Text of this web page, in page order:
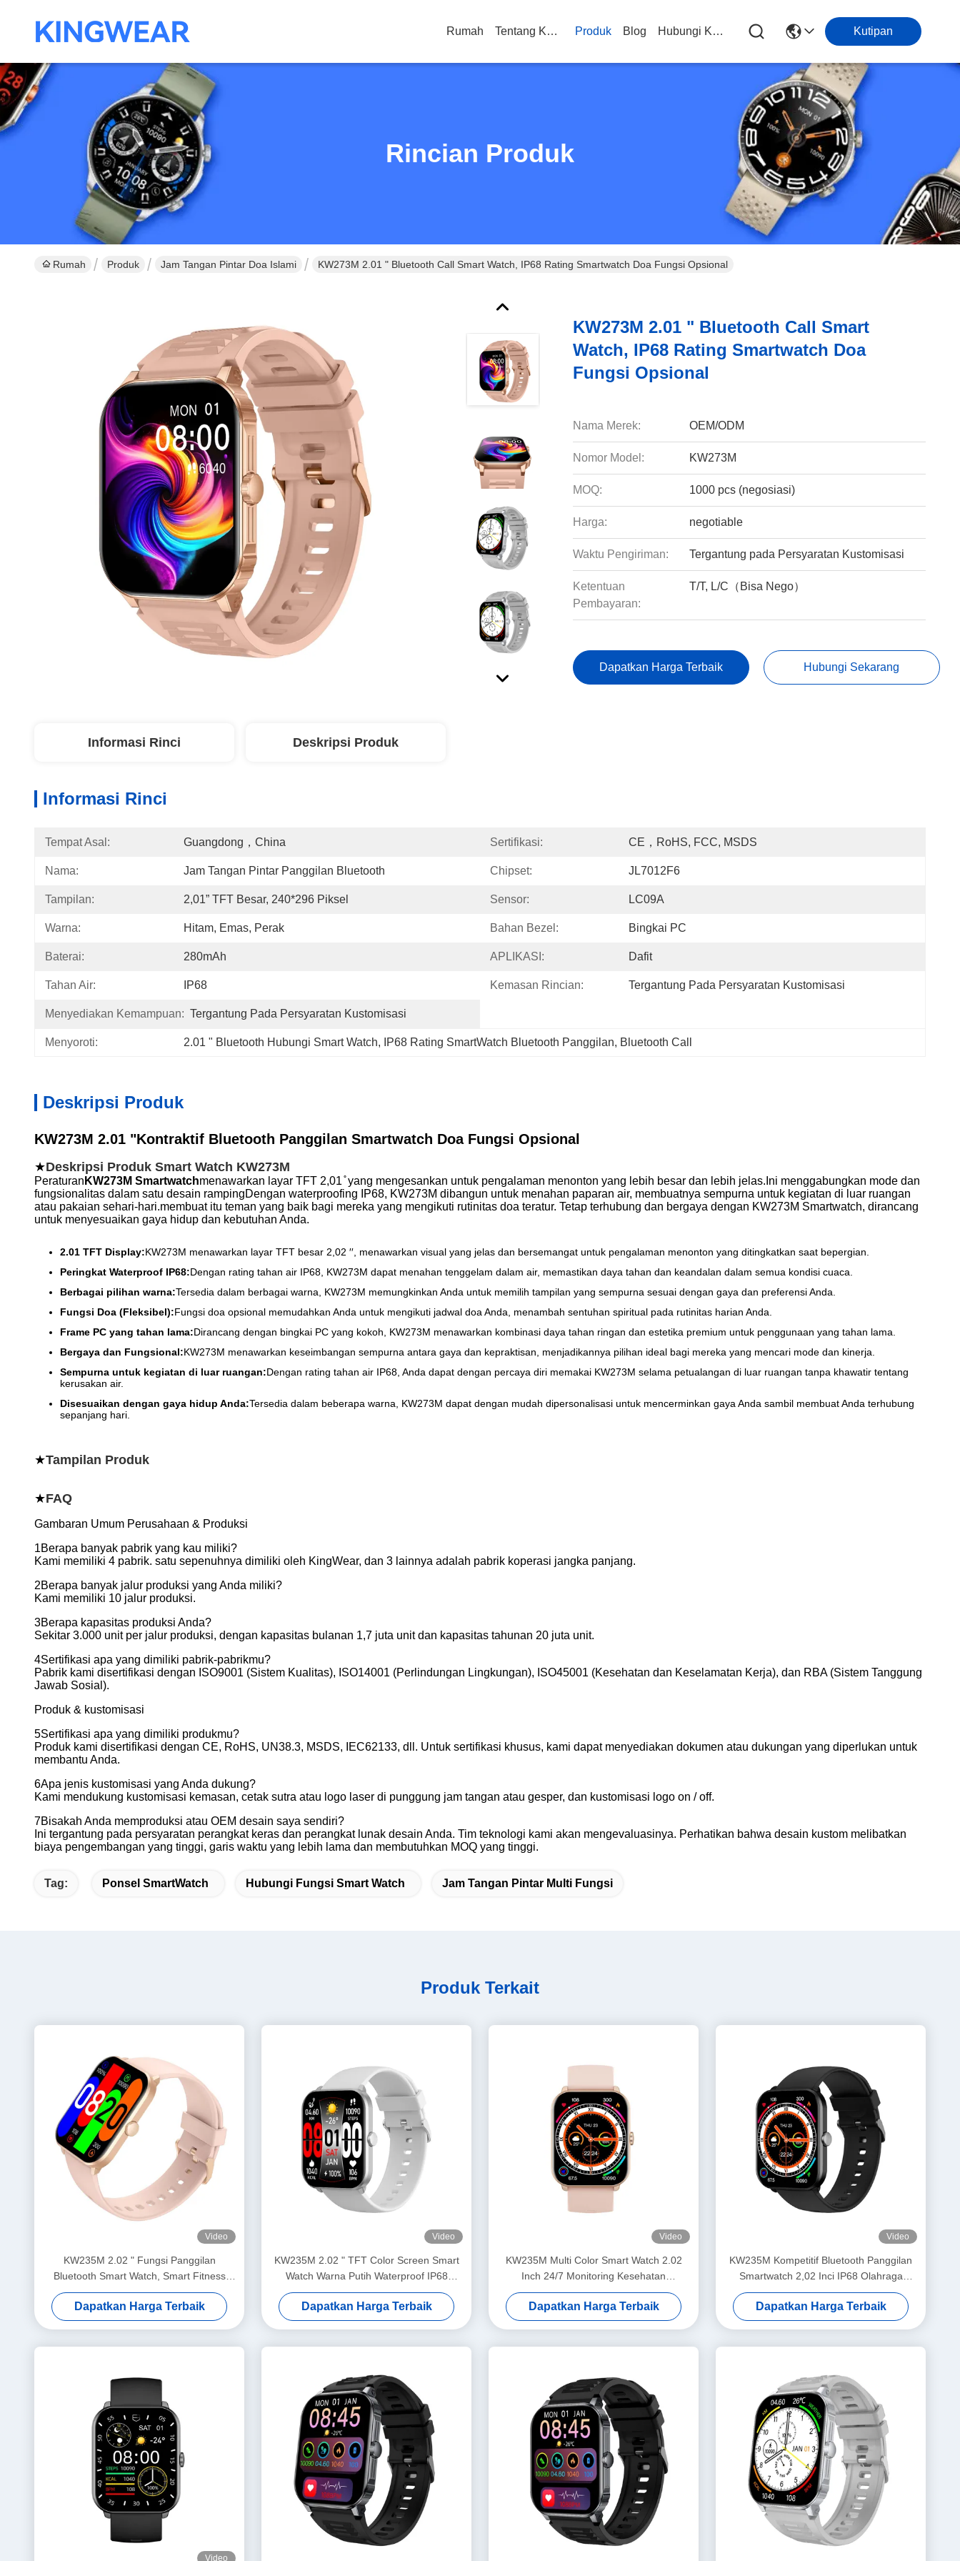
Rumah Tentang Kami Produk Blog Hubungi Kami Kutipan
Rincian Produk
Rumah Produk Jam Tangan Pintar Doa Islami KW273M 2.01 " Bluetooth Call Smart Watch, IP68 Rating Smartwatch Doa Fungsi Opsional
KW273M 2.01 " Bluetooth Call Smart
Watch, IP68 Rating Smartwatch Doa
Fungsi Opsional
Nama Merek: OEM/ODM
Nomor Model: KW273M
MOQ: 1000 pcs (negosiasi)
Harga: negotiable
Waktu Pengiriman: Tergantung pada Persyaratan Kustomisasi
Ketentuan
Pembayaran:
T/T, L/C（Bisa Nego）
Dapatkan Harga Terbaik Hubungi Sekarang
Informasi Rinci Deskripsi Produk
Informasi Rinci
Tempat Asal: Guangdong，China Sertifikasi: CE，RoHS, FCC, MSDS
Nama: Jam Tangan Pintar Panggilan Bluetooth Chipset: JL7012F6
Tampilan: 2,01” TFT Besar, 240*296 Piksel Sensor: LC09A
Warna: Hitam, Emas, Perak Bahan Bezel: Bingkai PC
Baterai: 280mAh APLIKASI: Dafit
Tahan Air: IP68 Kemasan Rincian: Tergantung Pada Persyaratan Kustomisasi
Menyediakan Kemampuan: Tergantung Pada Persyaratan Kustomisasi
Menyoroti: 2.01 " Bluetooth Hubungi Smart Watch, IP68 Rating SmartWatch Bluetooth Panggilan, Bluetooth Call
Deskripsi Produk
KW273M 2.01 "Kontraktif Bluetooth Panggilan Smartwatch Doa Fungsi Opsional
★Deskripsi Produk Smart Watch KW273M
Peraturan KW273M Smartwatchmenawarkan layar TFT 2,01 ̊ yang mengesankan untuk pengalaman menonton yang lebih besar dan lebih jelas.Ini menggabungkan mode dan
fungsionalitas dalam satu desain rampingDengan waterproofing IP68, KW273M dibangun untuk menahan paparan air, membuatnya sempurna untuk kegiatan di luar ruangan
atau pakaian sehari-hari.membuat itu teman yang baik bagi mereka yang mengikuti rutinitas doa teratur. Tetap terhubung dan bergaya dengan KW273M Smartwatch, dirancang
untuk menyesuaikan gaya hidup dan kebutuhan Anda.
2.01 TFT Display:KW273M menawarkan layar TFT besar 2,02 ′′, menawarkan visual yang jelas dan bersemangat untuk pengalaman menonton yang ditingkatkan saat bepergian.
Peringkat Waterproof IP68:Dengan rating tahan air IP68, KW273M dapat menahan tenggelam dalam air, memastikan daya tahan dan keandalan dalam semua kondisi cuaca.
Berbagai pilihan warna:Tersedia dalam berbagai warna, KW273M memungkinkan Anda untuk memilih tampilan yang sempurna sesuai dengan gaya dan preferensi Anda.
Fungsi Doa (Fleksibel):Fungsi doa opsional memudahkan Anda untuk mengikuti jadwal doa Anda, menambah sentuhan spiritual pada rutinitas harian Anda.
Frame PC yang tahan lama:Dirancang dengan bingkai PC yang kokoh, KW273M menawarkan kombinasi daya tahan ringan dan estetika premium untuk penggunaan yang tahan lama.
Bergaya dan Fungsional:KW273M menawarkan keseimbangan sempurna antara gaya dan kepraktisan, menjadikannya pilihan ideal bagi mereka yang mencari mode dan kinerja.
Sempurna untuk kegiatan di luar ruangan:Dengan rating tahan air IP68, Anda dapat dengan percaya diri memakai KW273M selama petualangan di luar ruangan tanpa khawatir tentang
kerusakan air.
Disesuaikan dengan gaya hidup Anda:Tersedia dalam beberapa warna, KW273M dapat dengan mudah dipersonalisasi untuk mencerminkan gaya Anda sambil membuat Anda terhubung
sepanjang hari.
★Tampilan Produk
★FAQ
Gambaran Umum Perusahaan & Produksi
1Berapa banyak pabrik yang kau miliki?
Kami memiliki 4 pabrik. satu sepenuhnya dimiliki oleh KingWear, dan 3 lainnya adalah pabrik koperasi jangka panjang.
2Berapa banyak jalur produksi yang Anda miliki?
Kami memiliki 10 jalur produksi.
3Berapa kapasitas produksi Anda?
Sekitar 3.000 unit per jalur produksi, dengan kapasitas bulanan 1,7 juta unit dan kapasitas tahunan 20 juta unit.
4Sertifikasi apa yang dimiliki pabrik-pabrikmu?
Pabrik kami disertifikasi dengan ISO9001 (Sistem Kualitas), ISO14001 (Perlindungan Lingkungan), ISO45001 (Kesehatan dan Keselamatan Kerja), dan RBA (Sistem Tanggung
Jawab Sosial).
Produk & kustomisasi
5Sertifikasi apa yang dimiliki produkmu?
Produk kami disertifikasi dengan CE, RoHS, UN38.3, MSDS, IEC62133, dll. Untuk sertifikasi khusus, kami dapat menyediakan dokumen atau dukungan yang diperlukan untuk
membantu Anda.
6Apa jenis kustomisasi yang Anda dukung?
Kami mendukung kustomisasi kemasan, cetak sutra atau logo laser di punggung jam tangan atau gesper, dan kustomisasi logo on / off.
7Bisakah Anda memproduksi atau OEM desain saya sendiri?
Ini tergantung pada persyaratan perangkat keras dan perangkat lunak desain Anda. Tim teknologi kami akan mengevaluasinya. Perhatikan bahwa desain kustom melibatkan
biaya pengembangan yang tinggi, garis waktu yang lebih lama dan membutuhkan MOQ yang tinggi.
Tag: Ponsel SmartWatch Hubungi Fungsi Smart Watch Jam Tangan Pintar Multi Fungsi
Produk Terkait
Video
KW235M 2.02 " Fungsi Panggilan
Bluetooth Smart Watch, Smart Fitness
Watch Dengan Monitor Detak Jantung
Dapatkan Harga Terbaik
Video
KW235M 2.02 " TFT Color Screen Smart
Watch Warna Putih Waterproof IP68
Smartwatch
Dapatkan Harga Terbaik
Video
KW235M Multi Color Smart Watch 2.02
Inch 24/7 Monitoring Kesehatan
Smartwatch Waterproof IP68
Dapatkan Harga Terbaik
Video
KW235M Kompetitif Bluetooth Panggilan
Smartwatch 2,02 Inci IP68 Olahraga
Kesehatan Smartwatch
Dapatkan Harga Terbaik
Video